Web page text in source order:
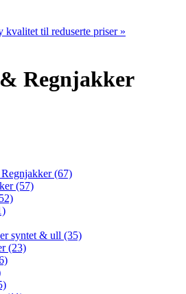
kvalitet til reduserte priser »
Regnjakker
(67)
(57)
syntet & ull (35)
(23)